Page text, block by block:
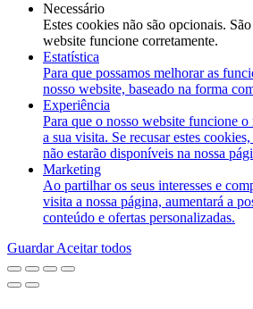
Necessário
Estes cookies não são opcionais.
website funcione corretamente.
Estatística
Para que possamos melhorar as
nosso website, baseado na forma
Experiência
Para que o nosso website funcione
a sua visita. Se recusar estes
não estarão disponíveis na nossa
Marketing
Ao partilhar os seus interesses e
visita a nossa página, aumentará a
conteúdo e ofertas personalizadas.
GuardarAceitar todos